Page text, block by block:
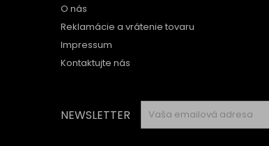
O nás
Reklamácie a vrátenie tovaru
Impressum
Kontaktujte nás
NEWSLETTER